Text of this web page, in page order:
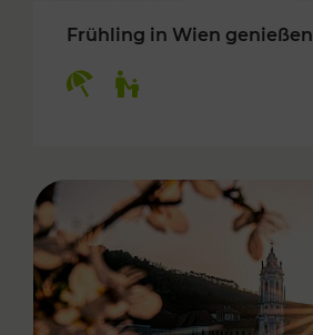
Frühling in Wien genießen